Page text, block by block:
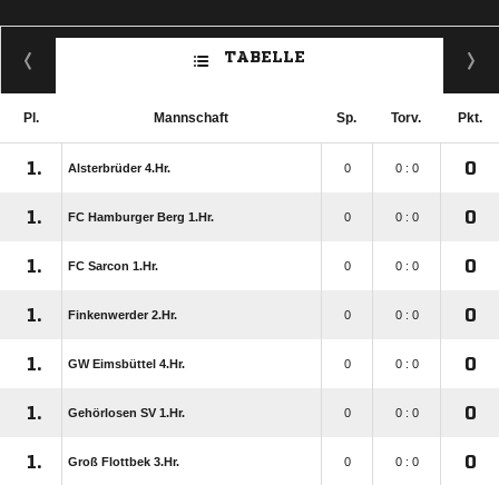
TABELLE
Pl. Mannschaft Sp. Torv. Pkt.
1. Alsterbrüder 4.Hr. 0 0 : 0 0
1. FC Hamburger Berg 1.Hr. 0 0 : 0 0
1. FC Sarcon 1.Hr. 0 0 : 0 0
1. Finkenwerder 2.Hr. 0 0 : 0 0
1. GW Eimsbüttel 4.Hr. 0 0 : 0 0
1. Gehörlosen SV 1.Hr. 0 0 : 0 0
1. Groß Flottbek 3.Hr. 0 0 : 0 0